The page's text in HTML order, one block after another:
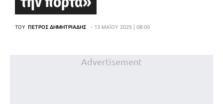
ΤΟΥ ΠΈΤΡΟΣ ΔΗΜΗΤΡΙΆΔΗΣ 13 ΜΑΪ́ΟΥ 2025 | 08:00
Advertisement